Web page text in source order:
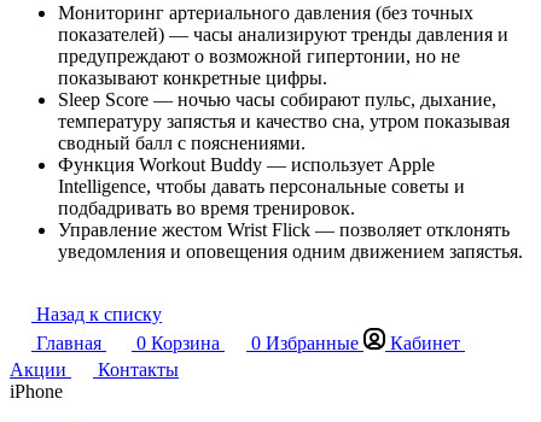
Мониторинг артериального давления (без точных
показателей) — часы анализируют тренды давления и
предупреждают о возможной гипертонии, но не
показывают конкретные цифры.
Sleep Score — ночью часы собирают пульс, дыхание,
температуру запястья и качество сна, утром показывая
сводный балл с пояснениями.
Функция Workout Buddy — использует Apple
Intelligence, чтобы давать персональные советы и
подбадривать во время тренировок.
Управление жестом Wrist Flick — позволяет отклонять
уведомления и оповещения одним движением запястья.
Назад к списку
Главная
0 Корзина 0 Избранные
Кабинет
Акции
Контакты
iPhone